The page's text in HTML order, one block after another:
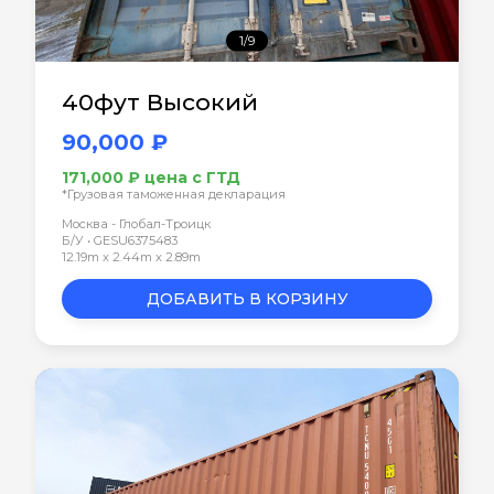
1/9
40фут Высокий
90,000 ₽
171,000 ₽ цена с ГТД
*Грузовая таможенная декларация
Москва - Глобал-Троицк
Б/У • GESU6375483
12.19m x 2.44m x 2.89m
ДОБАВИТЬ В КОРЗИНУ